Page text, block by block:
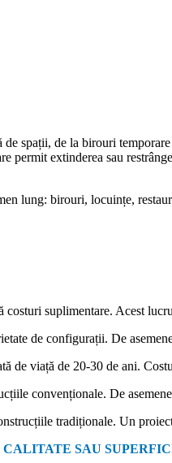
spații, de la birouri
permit extinderea sau
lung: birouri, locuințe,
suplimentare. Acest
de configurații. De
de viață de 20-30 de ani.
convenționale. De
tradiționale. Un
CALITATE SAU